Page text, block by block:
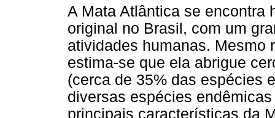
A Mata Atlântica se encontra
original no Brasil, com um
atividades humanas. Mesmo
estima-se que ela abrigue
(cerca de 35% das espécies
diversas espécies
principais características da